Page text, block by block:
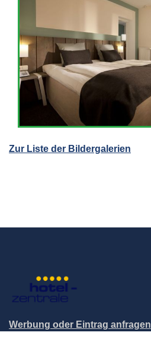
Zur Liste der Bildergalerien
Werbung oder Eintrag anfragen